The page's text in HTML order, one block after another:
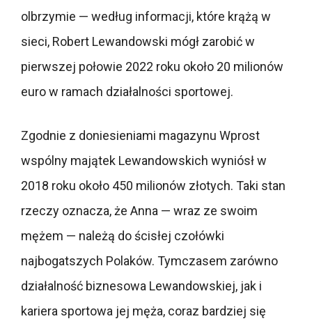
olbrzymie — według informacji, które krążą w
sieci, Robert Lewandowski mógł zarobić w
pierwszej połowie 2022 roku około 20 milionów
euro w ramach działalności sportowej.
Zgodnie z doniesieniami magazynu Wprost
wspólny majątek Lewandowskich wyniósł w
2018 roku około 450 milionów złotych. Taki stan
rzeczy oznacza, że Anna — wraz ze swoim
mężem — należą do ścisłej czołówki
najbogatszych Polaków. Tymczasem zarówno
działalność biznesowa Lewandowskiej, jak i
kariera sportowa jej męża, coraz bardziej się